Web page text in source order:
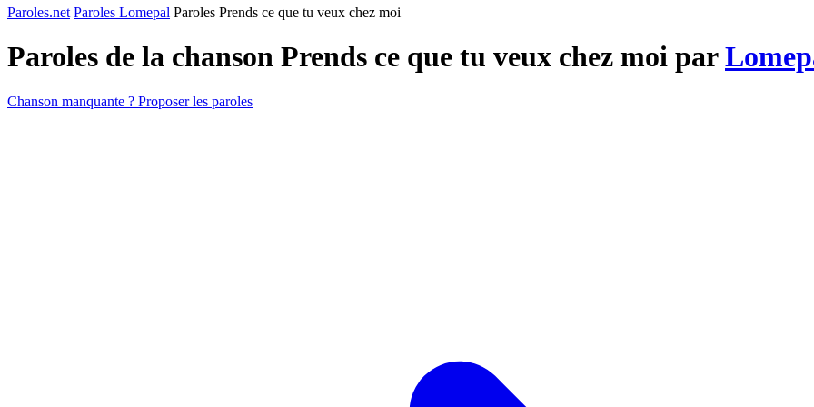
Paroles.net Paroles Lomepal Paroles Prends ce que tu veux chez moi
Paroles de la chanson Prends ce que tu veux chez moi par
Chanson manquante ? Proposer les paroles